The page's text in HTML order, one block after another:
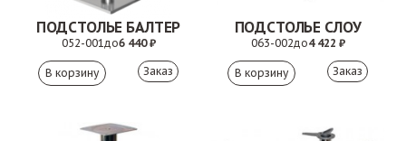
ПОДСТОЛЬЕ БАЛТЕР
052-001до6 440 ₽
Заказ
ПОДСТОЛЬЕ СЛОУ
063-002до4 422 ₽
Заказ